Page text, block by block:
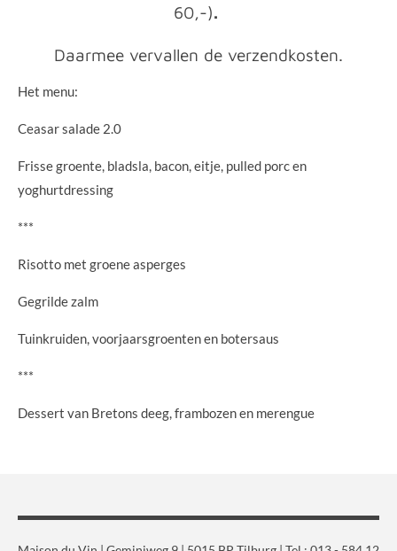
60,-).
Daarmee vervallen de verzendkosten.
Het menu:
Ceasar salade 2.0
Frisse groente, bladsla, bacon, eitje, pulled porc en
yoghurtdressing
***
Risotto met groene asperges
Gegrilde zalm
Tuinkruiden, voorjaarsgroenten en botersaus
***
Dessert van Bretons deeg, frambozen en merengue